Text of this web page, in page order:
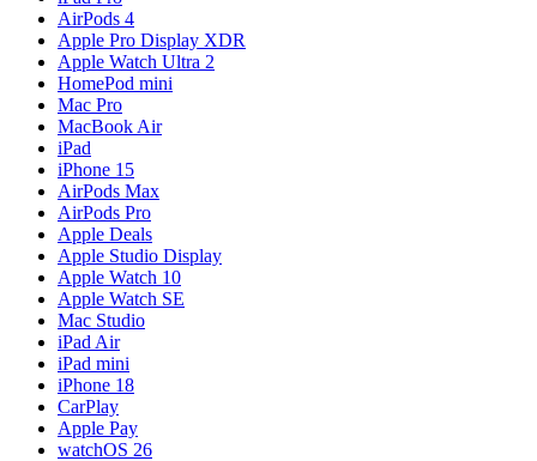
AirPods 4
Apple Pro Display XDR
Apple Watch Ultra 2
HomePod mini
Mac Pro
MacBook Air
iPad
iPhone 15
AirPods Max
AirPods Pro
Apple Deals
Apple Studio Display
Apple Watch 10
Apple Watch SE
Mac Studio
iPad Air
iPad mini
iPhone 18
CarPlay
Apple Pay
watchOS 26